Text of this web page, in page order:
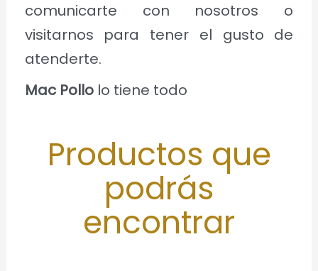
comunicarte con nosotros o
visitarnos para tener el gusto de
atenderte.
Mac Pollolo tiene todo
Productos que
podrás
encontrar